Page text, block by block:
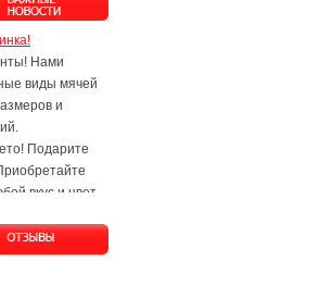
Нами
виды мячей
и
Подарите
вкус и цвет.
Вашим